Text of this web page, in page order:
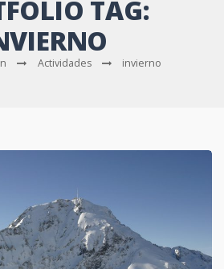
TAG:
Actividades invierno